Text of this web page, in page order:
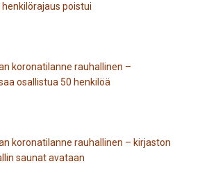
poistui
koronatilanne rauhallinen –
osallistua 50 henkilöä
koronatilanne rauhallinen – kirjaston
saunat avataan